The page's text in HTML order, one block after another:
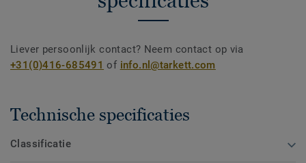
Liever persoonlijk contact? Neem contact op via
+31(0)416-685491 of info.nl@tarkett.com
Technische specificaties
Classificatie